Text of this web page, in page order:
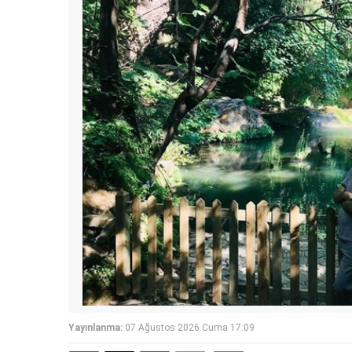
Yayınlanma: 07 Ağustos 2026 Cuma 17:09